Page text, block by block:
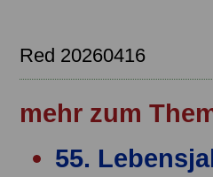
Red 20260416
mehr zum
55.